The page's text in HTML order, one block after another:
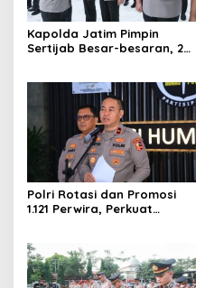
Kapolda Jatim Pimpin
Sertijab Besar-besaran, 26
Polri Rotasi dan Promosi
1.121 Perwira, Perkuat
Polresta IKN